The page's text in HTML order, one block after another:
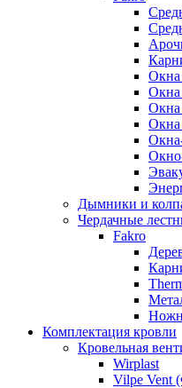
Окна
Окна
Окна
Окна
Дымники и
Чердачные
Fakro
Комплектация кровли
Кровельная
Wirplast
Vilpe Vent